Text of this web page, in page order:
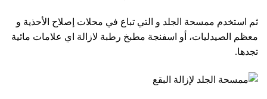
ثم استخدم ممسحة الجلد و التي تباع في محلات إصلاح الأحذية و
معظم الصيدليات، أو اسفنجة مطبخ رطبة لازالة اي علامات مائية
تجدها.